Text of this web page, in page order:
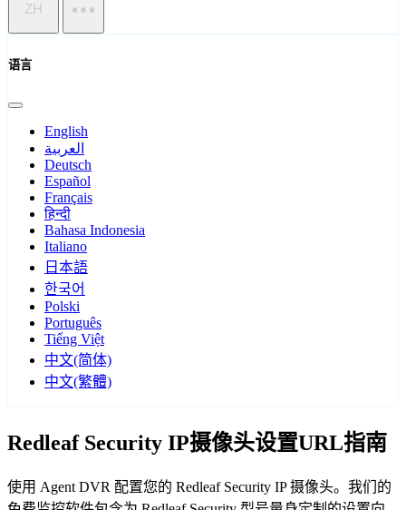
ZH
语言
English
العربية
Deutsch
Español
Français
हिन्दी
Bahasa Indonesia
Italiano
日本語
한국어
Polski
Português
Tiếng Việt
中文(简体)
中文(繁體)
Redleaf Security IP摄像头设置URL指南
使用 Agent DVR 配置您的 Redleaf Security IP 摄像头。我们的